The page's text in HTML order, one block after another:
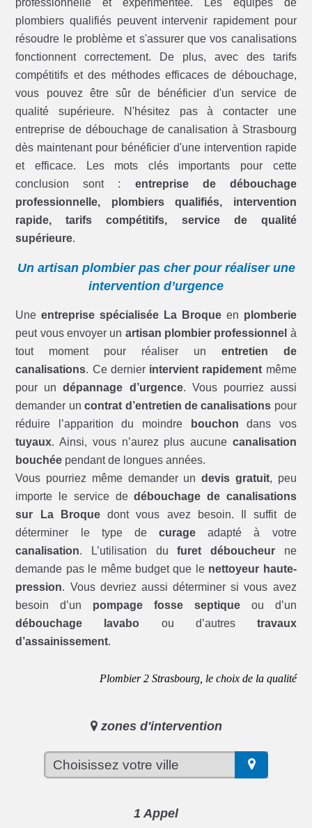
professionnelle et expérimentée. Les équipes de
plombiers qualifiés peuvent intervenir rapidement pour
résoudre le problème et s'assurer que vos canalisations
fonctionnent correctement. De plus, avec des tarifs
compétitifs et des méthodes efficaces de débouchage,
vous pouvez être sûr de bénéficier d'un service de
qualité supérieure. N'hésitez pas à contacter une
entreprise de débouchage de canalisation à Strasbourg
dès maintenant pour bénéficier d'une intervention rapide
et efficace. Les mots clés importants pour cette
conclusion sont : entreprise de débouchage
professionnelle, plombiers qualifiés, intervention
rapide, tarifs compétitifs, service de qualité
supérieure.
Un artisan plombier pas cher pour réaliser une
intervention d’urgence
Uneentreprise spécialisée La Broqueen plomberie
peut vous envoyer un artisan plombier professionnel à
tout moment pour réaliser un entretien de
canalisations. Ce dernier intervient rapidement même
pour undépannage d’urgence. Vous pourriez aussi
demander uncontrat d’entretien de canalisations pour
réduire l’apparition du moindre
bouchon dans vos
tuyaux. Ainsi, vous n’aurez plus aucune canalisation
bouchée pendant de longues années.
Vous pourriez même demander undevis gratuit, peu
importe le service dedébouchage de canalisations
sur La Broquedont vous avez besoin. Il suffit de
déterminer le type decurage adapté à votre
canalisation. L’utilisation dufuret déboucheurne
demande pas le même budget que le nettoyeur haute-
pression. Vous devriez aussi déterminer si vous avez
besoin d’un pompage fosse septiqueou d’un
débouchage lavabo ou d’autres travaux
d’assainissement.
Plombier 2 Strasbourg, le choix de la qualité
zones d'intervention
1 Appel